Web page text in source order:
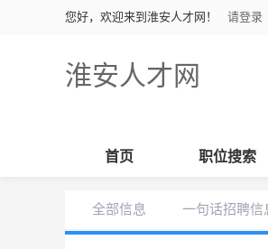
您好，欢迎来到淮安人才网！ 请登录
淮安人才网
首页 职位搜索
全部信息 一句话招聘信